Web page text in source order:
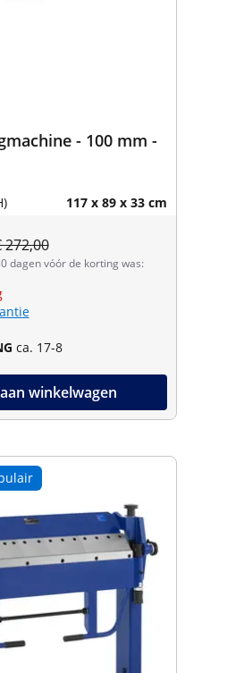
- 100 mm -
117 x 89 x 33 cm
272,00
dagen vóór de korting was:
ca. 17-8
winkelwagen